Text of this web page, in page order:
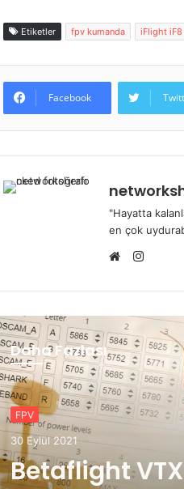
Etiketler fpv kumanda iFlight iF8
Facebook
"Hayatta
en çok
sitesi
Daha Fazlası
FPV
30 Eylül 2021
Betaflight